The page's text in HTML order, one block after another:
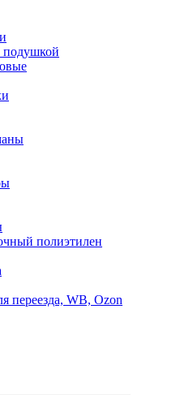
подушкой
полиэтилен
переезда, WB, Ozon